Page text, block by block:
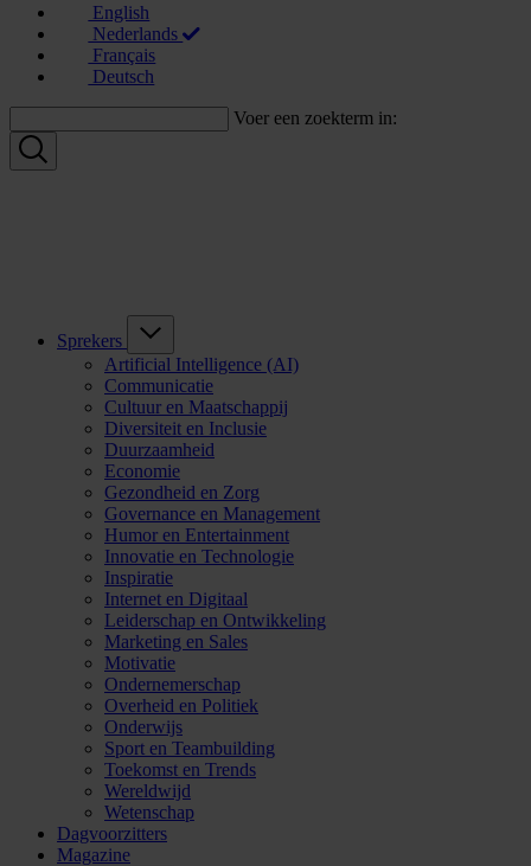
English
Nederlands
Français
Deutsch
Voer een zoekterm in:
Sprekers
Artificial Intelligence (AI)
Communicatie
Cultuur en Maatschappij
Diversiteit en Inclusie
Duurzaamheid
Economie
Gezondheid en Zorg
Governance en Management
Humor en Entertainment
Innovatie en Technologie
Inspiratie
Internet en Digitaal
Leiderschap en Ontwikkeling
Marketing en Sales
Motivatie
Ondernemerschap
Overheid en Politiek
Onderwijs
Sport en Teambuilding
Toekomst en Trends
Wereldwijd
Wetenschap
Dagvoorzitters
Magazine